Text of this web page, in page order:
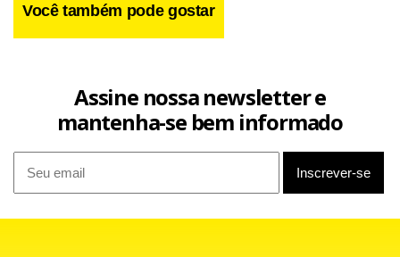
Você também pode gostar
Assine nossa newsletter e
mantenha-se bem informado